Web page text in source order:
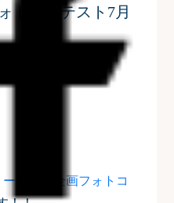
トコンテスト7月
ナ合同企画フォトコ